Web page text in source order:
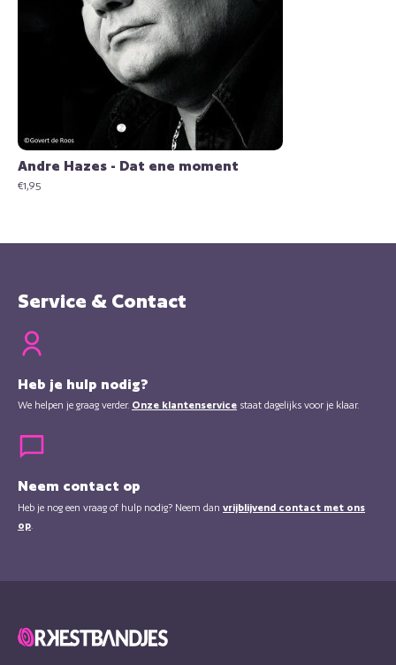
Andre Hazes - Dat ene moment
€1,95
Service & Contact
Heb je hulp nodig?
We helpen je graag verder. Onze klantenservice staat dagelijks voor je klaar.
Neem contact op
Heb je nog een vraag of hulp nodig? Neem dan vrijblijvend contact met ons
op.